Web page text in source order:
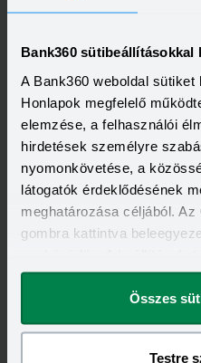
Bank360
A Bank360 weboldal
Honlapok megfelelő
elemzése, a felhasználói
hirdetések személyre
nyomonkövetése, a
látogatók érdeklődésének
meghatározása céljából.
gombra kattintva
megváltoztathatod.
Összes
Testre
Kapcsolódó
OTP BANK LAKÁSHITEL